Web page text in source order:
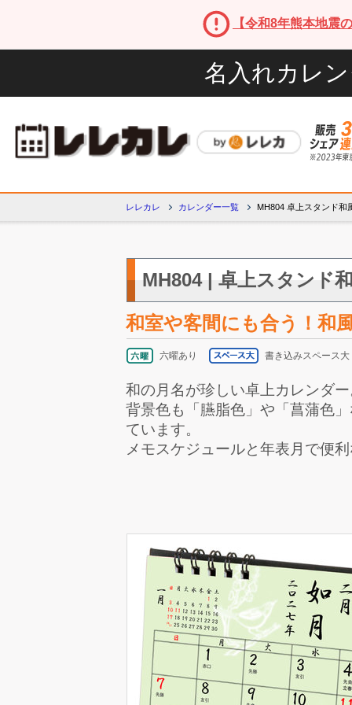
【令和8年熊本地震
名入れカレ
レレカレ カレンダー一覧 MH804 卓上スタンド和
MH804 | 卓上スタンド
和室や客間にも合う！和
六曜あり 書き込みスペース大
和の月名が珍しい卓上カレンダ
背景色も「臙脂色」や「菖蒲色
ています。
メモスケジュールと年表月で便